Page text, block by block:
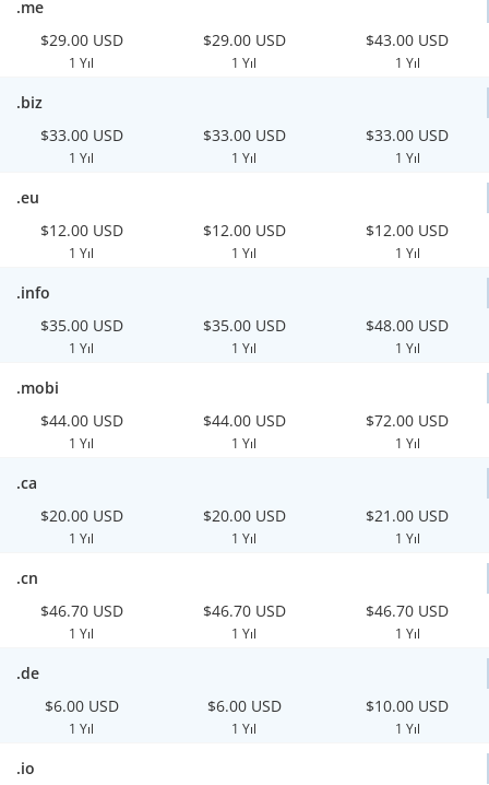
.me
$29.00 USD
1 Yıl
$29.00 USD
1 Yıl
$43.00 USD
1 Yıl
.biz
$33.00 USD
1 Yıl
$33.00 USD
1 Yıl
$33.00 USD
1 Yıl
.eu
$12.00 USD
1 Yıl
$12.00 USD
1 Yıl
$12.00 USD
1 Yıl
.info
$35.00 USD
1 Yıl
$35.00 USD
1 Yıl
$48.00 USD
1 Yıl
.mobi
$44.00 USD
1 Yıl
$44.00 USD
1 Yıl
$72.00 USD
1 Yıl
.ca
$20.00 USD
1 Yıl
$20.00 USD
1 Yıl
$21.00 USD
1 Yıl
.cn
$46.70 USD
1 Yıl
$46.70 USD
1 Yıl
$46.70 USD
1 Yıl
.de
$6.00 USD
1 Yıl
$6.00 USD
1 Yıl
$10.00 USD
1 Yıl
.io